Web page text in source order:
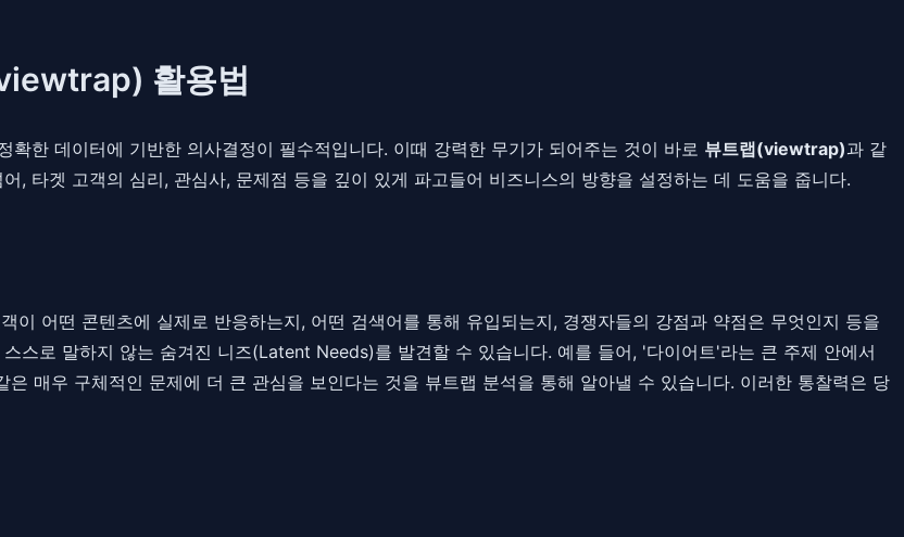
활용법
한 데이터에 기반한 의사결정이 필수적입니다. 이때 강력한 무기가 되어주는 것이 바로 뷰트랩(viewtrap)과 같
, 타겟 고객의 심리, 관심사, 문제점 등을 깊이 있게 파고들어 비즈니스의 방향을 설정하는 데 도움을 줍니다.
이 어떤 콘텐츠에 실제로 반응하는지, 어떤 검색어를 통해 유입되는지, 경쟁자들의 강점과 약점은 무엇인지 등을
스로 말하지 않는 숨겨진 니즈(Latent Needs)를 발견할 수 있습니다. 예를 들어, '다이어트'라는 큰 주제 안에서
매우 구체적인 문제에 더 큰 관심을 보인다는 것을 뷰트랩 분석을 통해 알아낼 수 있습니다. 이러한 통찰력은 당